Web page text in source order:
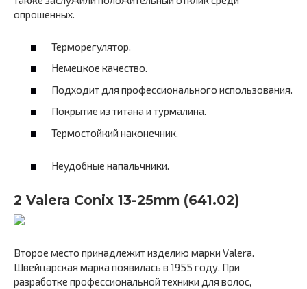
опрошенных.
Терморегулятор.
Немецкое качество.
Подходит для профессионального использования.
Покрытие из титана и турмалина.
Термостойкий наконечник.
Неудобные напальчники.
2 Valera Conix 13-25mm (641.02)
Второе место принадлежит изделию марки Valera.
Швейцарская марка появилась в 1955 году. При
разработке профессиональной техники для волос,